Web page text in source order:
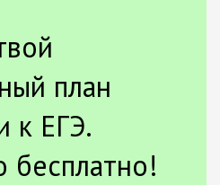
план
к ЕГЭ.
бесплатно!